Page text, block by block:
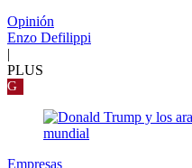
Opinión
Enzo Defilippi
|
PLUS
G
Empresas